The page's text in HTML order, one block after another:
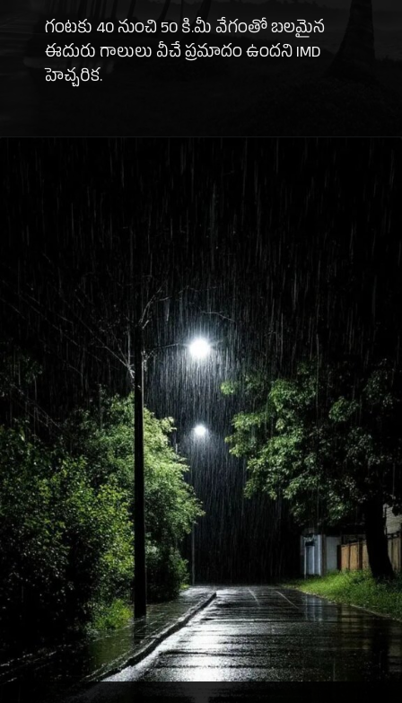
గంటకు 40 నుంచి 50 కి.మీ వేగంతో బలమైన
ఈదురు గాలులు వీచే ప్రమాదం ఉందని IMD
హెచ్చరిక.